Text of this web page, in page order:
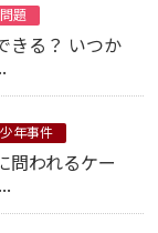
題
きる？ いつか
年事件
問われるケー